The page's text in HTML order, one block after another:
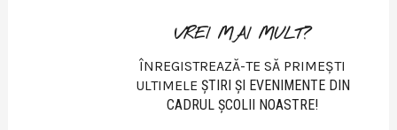
VREI MAI MULT?
ÎNREGISTREAZĂ-TE SĂ PRIMEȘTI
ULTIMELE ŞTIRI ŞI EVENIMENTE DIN
CADRUL ŞCOLII NOASTRE!